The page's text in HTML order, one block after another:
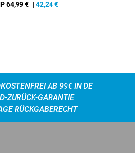
64,99 € | 42,24€
AB 99€ IN DE
ZURÜCK-GARANTIE
RÜCKGABERECHT